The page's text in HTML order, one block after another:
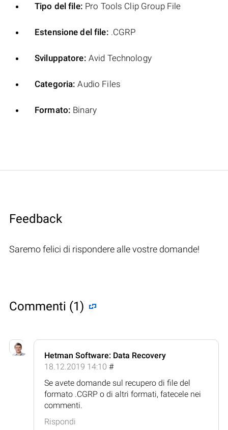
Tipo del file: Pro Tools Clip Group File
Estensione del file: .CGRP
Sviluppatore: Avid Technology
Categoria: Audio Files
Formato: Binary
Feedback
Saremo felici di rispondere alle vostre domande!
Commenti (1)
Hetman Software: Data Recovery
18.12.2019 14:10 #
Se avete domande sul recupero di file del
formato .CGRP o di altri formati, fatecele nei
commenti.
Rispondi